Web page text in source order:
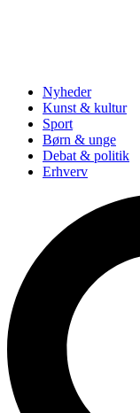
Nyheder
Kunst & kultur
Sport
Børn & unge
Debat & politik
Erhverv